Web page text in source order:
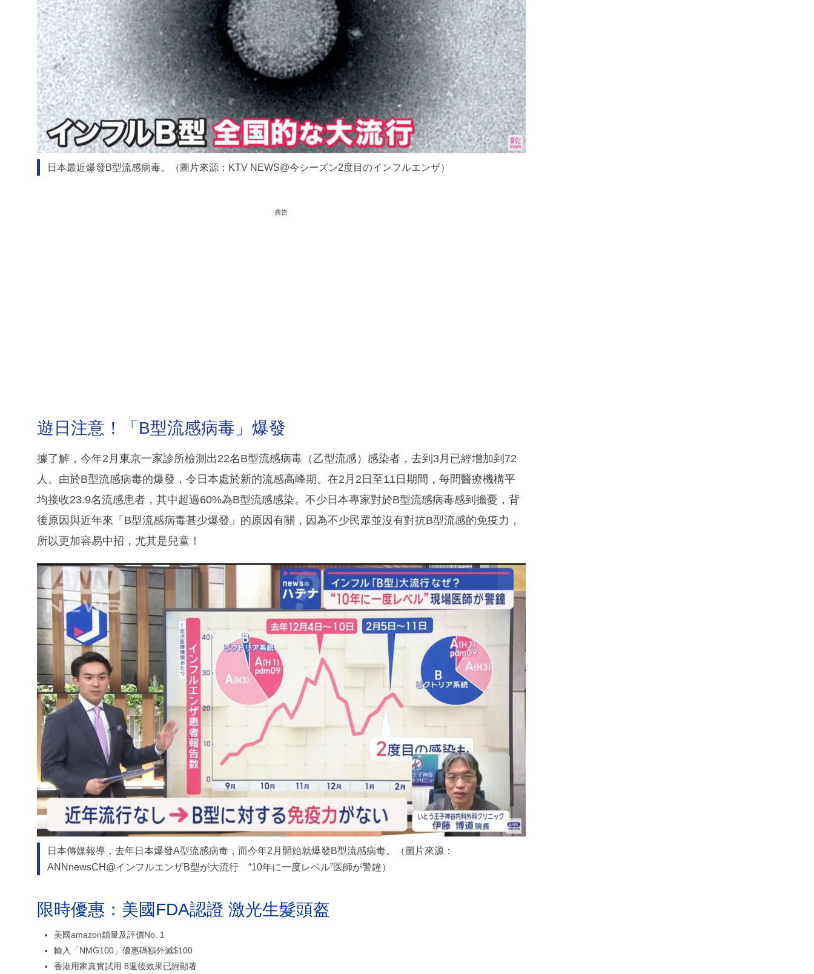
日本最近爆發B型流感病毒。（圖片來源：KTV NEWS@今シーズン2度目のインフルエンザ）
廣告
遊日注意！「B型流感病毒」爆發
據了解，今年2月東京一家診所檢測出22名B型流感病毒（乙型流感）感染者，去到3月已經增加到72
人。由於B型流感病毒的爆發，令日本處於新的流感高峰期。在2月2日至11日期間，每間醫療機構平
均接收23.9名流感患者，其中超過60%為B型流感感染。不少日本專家對於B型流感病毒感到擔憂，背
後原因與近年來「B型流感病毒甚少爆發」的原因有關，因為不少民眾並沒有對抗B型流感的免疫力，
所以更加容易中招，尤其是兒童！
日本傳媒報導，去年日本爆發A型流感病毒，而今年2月開始就爆發B型流感病毒。（圖片來源：
ANNnewsCH@インフルエンザB型が大流行 “10年に一度レベル”医師が警鐘）
限時優惠：美國FDA認證 激光生髮頭盔
美國amazon鎖量及評價No. 1
輸入「NMG100」優惠碼額外減$100
香港用家真實試用 8週後效果已經顯著